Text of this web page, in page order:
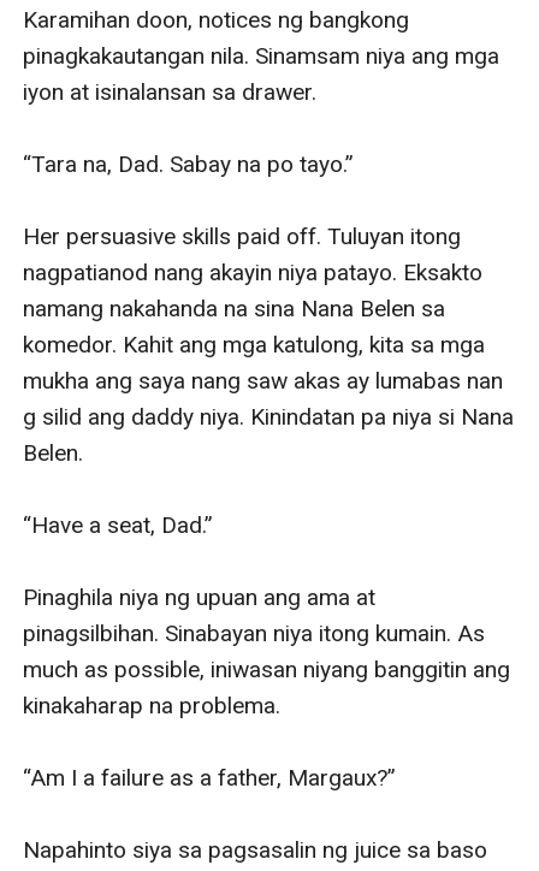
Karamihan doon, notices ng bangkong
pinagkakautangan nila. Sinamsam niya ang mga
iyon at isinalansan sa drawer.
“Tara na, Dad. Sabay na po tayo.”
Her persuasive skills paid off. Tuluyan itong
nagpatianod nang akayin niya patayo. Eksakto
namang nakahanda na sina Nana Belen sa
komedor. Kahit ang mga katulong, kita sa mga
mukha ang saya nang saw akas ay lumabas nan
g silid ang daddy niya. Kinindatan pa niya si Nana
Belen.
“Have a seat, Dad.”
Pinaghila niya ng upuan ang ama at
pinagsilbihan. Sinabayan niya itong kumain. As
much as possible, iniwasan niyang banggitin ang
kinakaharap na problema.
“Am I a failure as a father, Margaux?”
Napahinto siya sa pagsasalin ng juice sa baso